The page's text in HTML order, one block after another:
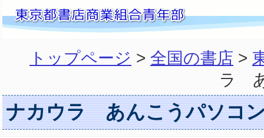
トップページ > 全国の書店 >
ラ
ナカウラ あんこうパソコ